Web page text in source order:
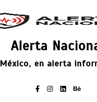
Alerta
México, en alerta